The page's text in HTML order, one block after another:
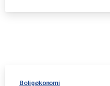
Boligøkonomi